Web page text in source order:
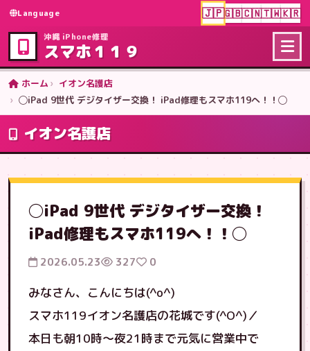
Language 🇯🇵🇬🇧🇨🇳🇹🇼🇰🇷
沖縄 iPhone修理
スマホ１１９
ホーム
イオン名護店
◯iPad 9世代 デジタイザー交換！ iPad修理もスマホ119へ！！◯
イオン名護店
◯iPad 9世代 デジタイザー交換！
iPad修理もスマホ119へ！！◯
2026.05.23 327 0
みなさん、こんにちは(^o^)
スマホ119イオン名護店の花城です(^O^)／
本日も朝10時〜夜21時まで元気に営業中で